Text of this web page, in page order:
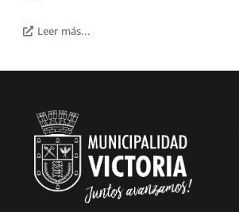
Leer más...